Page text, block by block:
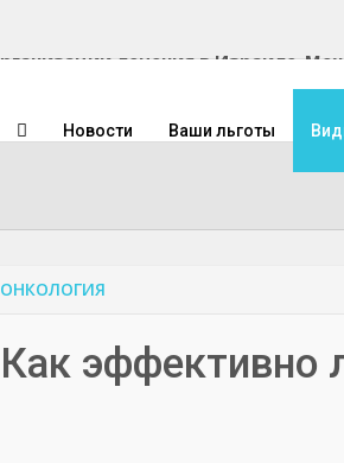
Новости Ваши льготы
ОНКОЛОГИЯ
Как эффективно